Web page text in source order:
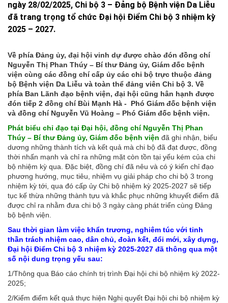
ngày 28/02/2025, Chi bộ 3 – Đảng bộ Bệnh viện Da Liễu
đã trang trọng tổ chức Đại hội Điểm Chi bộ 3 nhiệm kỳ
2025 – 2027.
Về phía Đảng ủy, đại hội vinh dự được chào đón đồng chí
Nguyễn Thị Phan Thúy – Bí thư Đảng ủy, Giám đốc bệnh
viện cùng các đồng chí cấp ủy các chi bộ trực thuộc đảng
bộ Bệnh viện Da Liễu và toàn thể đảng viên Chi bộ 3. Về
phía Ban Lãnh đạo bệnh viện, đại hội cũng hân hạnh được
đón tiếp 2 đồng chí Bùi Mạnh Hà - Phó Giám đốc bệnh viện
và đồng chí Nguyễn Vũ Hoàng – Phó Giám đốc bệnh viện.
Phát biểu chỉ đạo tại Đại hội, đồng chí Nguyễn Thị Phan
Thúy – Bí thư Đảng ủy, Giám đốc bệnh viện đã ghi nhận, biểu
dương những thành tích và kết quả mà chi bộ đã đạt được, đồng
thời nhấn mạnh và chỉ ra những mặt còn tồn tại yếu kém của chi
bộ nhiệm kỳ qua. Đặc biệt, đồng chí đã nêu và có ý kiến chỉ đạo
phương hướng, mục tiêu, nhiệm vụ giải pháp cho chi bộ 3 trong
nhiệm kỳ tới, qua đó cấp ủy Chi bộ nhiệm kỳ 2025-2027 sẽ tiếp
tục kế thừa những thành tựu và khắc phục những khuyết điểm đã
được chỉ ra nhằm đưa chi bộ 3 ngày càng phát triển cùng Đảng
bộ bệnh viện.
Sau thời gian làm việc khẩn trương, nghiêm túc với tinh
thần trách nhiệm cao, dân chủ, đoàn kết, đổi mới, xây dựng,
Đại hội Điểm Chi bộ 3 nhiệm kỳ 2025-2027 đã thông qua một
số nội dung trọng yếu sau:
1/Thông qua Báo cáo chính trị trình Đại hội chi bộ nhiệm kỳ 2022-
2025;
2/Kiểm điểm kết quả thực hiện Nghị quyết Đại hội chi bộ nhiệm kỳ